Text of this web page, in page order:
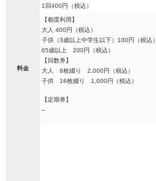
1回400円（税込）
料金
【都度利用】
大人 400円（税込）
子供（3歳以上中学生以下）100円（税込）
65歳以上 200円（税込）
【回数券】
大人 8枚綴り 2,000円（税込）
子供 16枚綴り 1,000円（税込）
【定期券】
–